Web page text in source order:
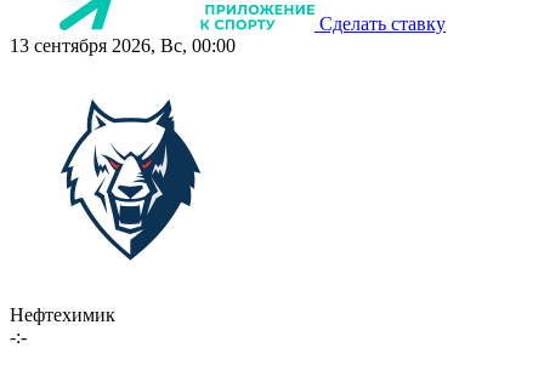
Сделать ставку
13 сентября 2026, Вс, 00:00
Нефтехимик
-:-